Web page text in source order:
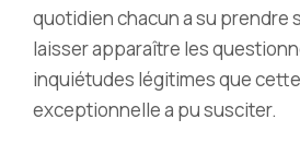
quotidien chacun a su prendre
laisser apparaître les
inquiétudes légitimes que
exceptionnelle a pu susciter.